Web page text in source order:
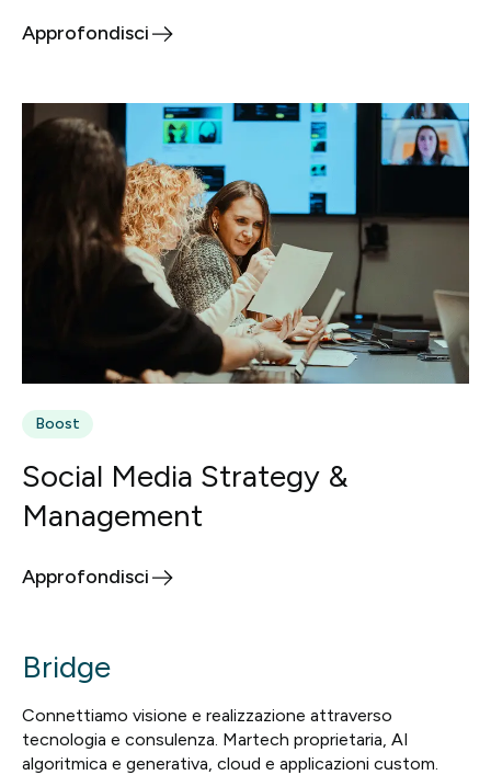
Approfondisci
Boost
Social Media Strategy &
Management
Approfondisci
Bridge
Connettiamo visione e realizzazione attraverso
tecnologia e consulenza. Martech proprietaria, AI
algoritmica e generativa, cloud e applicazioni custom.